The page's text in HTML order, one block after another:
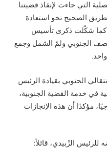
التي جاءت لإنقاذ قضيتنا
الصحيح نحو استعادة
كما شكّلت ذكرى تأسيس
الجنوبي ولمّ الشمل وجمع
الجنوبي بقيادة الرئيس
في خدمة القضية الجنوبية،
مؤكدًا أن هذه الإنجازات
الزُبيدي، قائلاً: